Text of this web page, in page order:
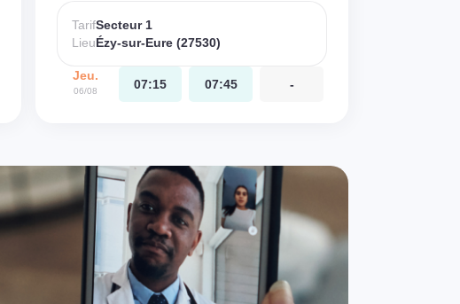
TarifSecteur 1
LieuÉzy-sur-Eure (27530)
Jeu.
06/08 07:15 07:45 -